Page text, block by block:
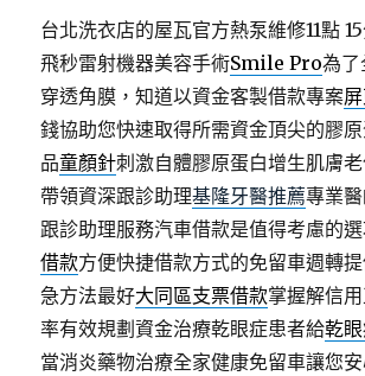
台北洗衣店的屋瓦官方熱泵維修11點
飛秒雷射機器美容手術Smile Pro為
穿透角膜，知道以資金客製借款專案
錢協助您快速取得所需資金頂尖的膠
品童顏針刺激自體膠原蛋白增生肌膚
帶領資深跟診助理基隆牙醫推薦專業
跟診助理服務汽車借款是值得考慮的
借款方便快捷借款方式的免留車週轉
急方法最好大同區支票借款掌握解信
率有效規劃資金治療乾眼症患者給乾
當消炎藥物治療全家健康免留車讓您